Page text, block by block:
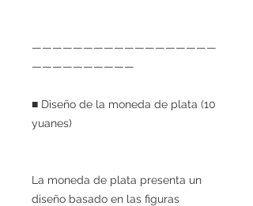
——————————————————
——————————
■ Diseño de la moneda de plata (10
yuanes)
La moneda de plata presenta un
diseño basado en las figuras